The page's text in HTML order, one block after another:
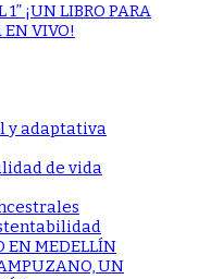
1” ¡UN LIBRO PARA
EN VIVO!
y adaptativa
de vida
EN MEDELLÍN
UN